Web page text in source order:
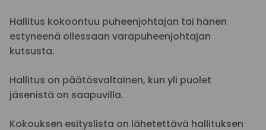
Hallitus kokoontuu puheenjohtajan tai hänen
estyneenä ollessaan varapuheenjohtajan
kutsusta.
Hallitus on päätösvaltainen, kun yli puolet
jäsenistä on saapuvilla.
Kokouksen esityslista on lähetettävä hallituksen